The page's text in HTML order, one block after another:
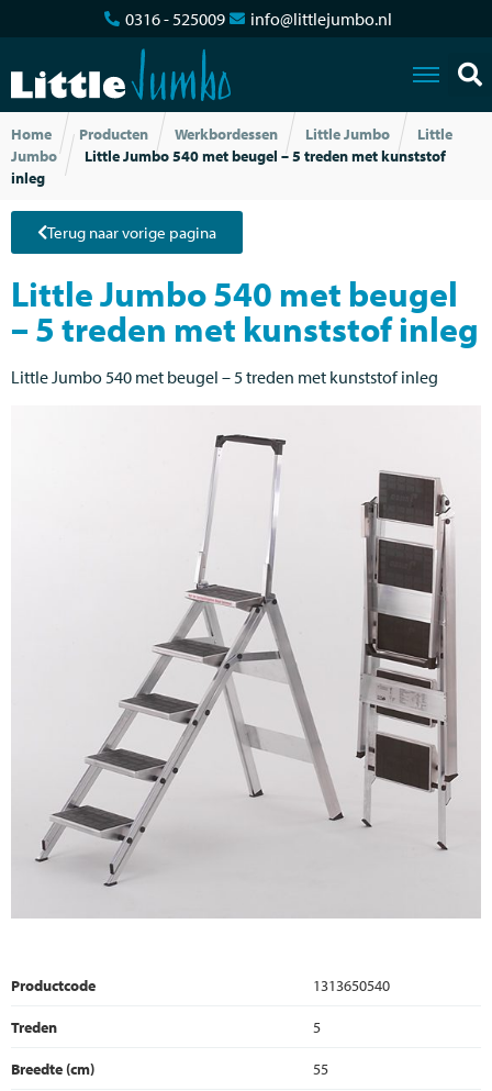
0316 - 525009 info@littlejumbo.nl
Home Producten Werkbordessen Little Jumbo
Little
Jumbo
Little Jumbo 540 met beugel – 5 treden met kunststof
inleg
Terug naar vorige pagina
Little Jumbo 540 met beugel
– 5 treden met kunststof inleg
Little Jumbo 540 met beugel – 5 treden met kunststof inleg
Productcode
1313650540
Treden
5
Breedte (cm)
55